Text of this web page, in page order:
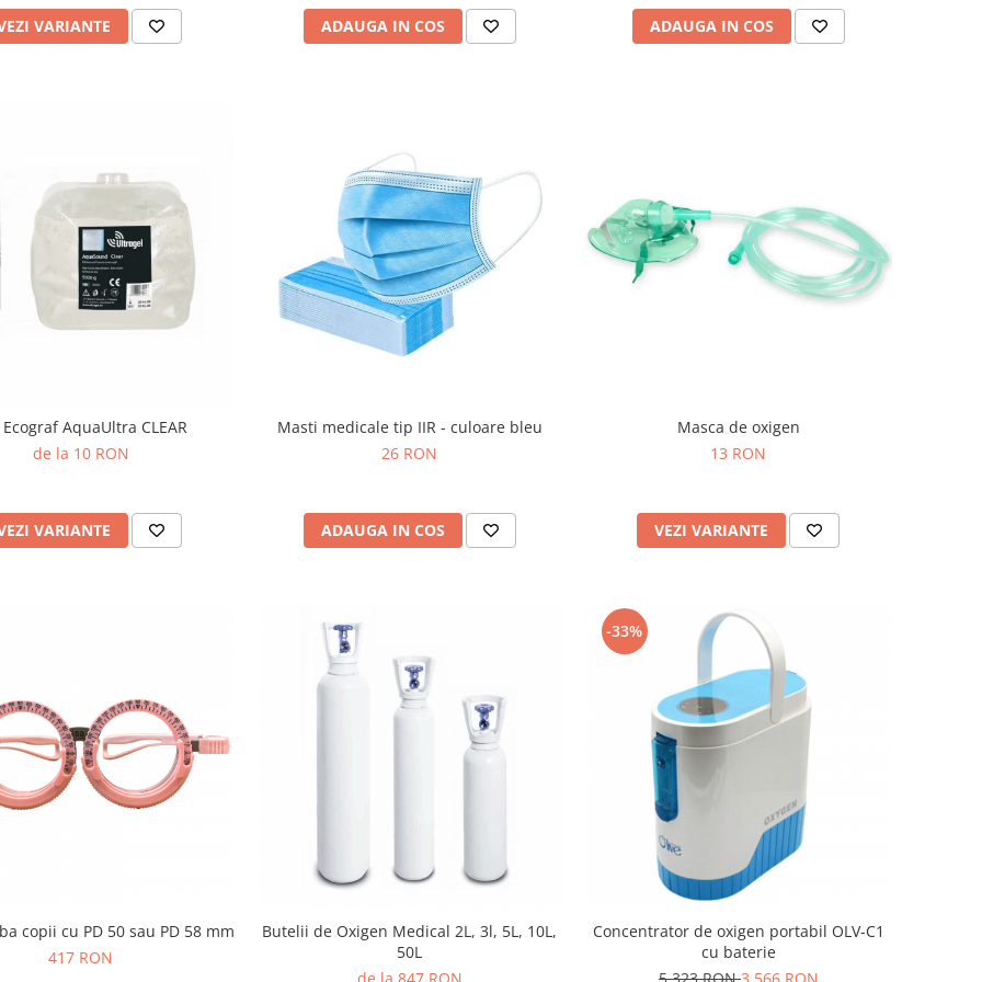
VARIANTE ADAUGA IN COS ADAUGA IN COS
AquaUltra CLEAR
de la 10 RON
VARIANTE
Masti medicale tip IIR - culoare bleu
26 RON
ADAUGA IN COS
Masca de oxigen
13 RON
VEZI VARIANTE
copii cu PD 50 sau PD 58 mm
417 RON
Butelii de Oxigen Medical 2L, 3l, 5L, 10L,
50L
-33%
Concentrator de oxigen portabil OLV-C1
cu baterie